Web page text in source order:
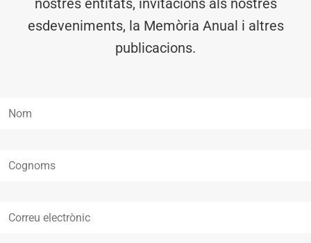
nostres entitats, invitacions als nostres
esdeveniments, la Memòria Anual i altres
publicacions.